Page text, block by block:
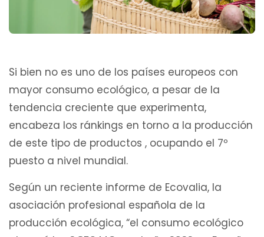
Si bien no es uno de los países europeos con
mayor consumo ecológico, a pesar de la
tendencia creciente que experimenta,
encabeza los ránkings en torno a la producción
de este tipo de productos , ocupando el 7º
puesto a nivel mundial.
Según un reciente informe de Ecovalia, la
asociación profesional española de la
producción ecológica, “el consumo ecológico